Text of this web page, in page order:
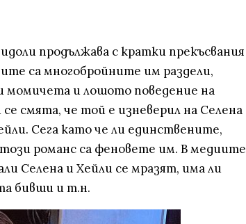
продължава с кратки прекъсвания
са многобройните им раздели,
момичета и лошото поведение на
смята, че той е изневерил на Селена
Сега като че ли единствените,
романс са феновете им. В медиите
Селена и Хейли се мразят, има ли
бивши и т.н.